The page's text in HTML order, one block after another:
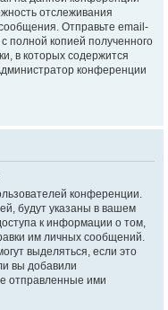
отслеживания
Отправьте email-
полной копией полученного
в которых содержится
конференции
конференции.
будут указаны в вашем
к информации о том,
им личных сообщений.
выделяться, если это
вы добавили
отправленные ими